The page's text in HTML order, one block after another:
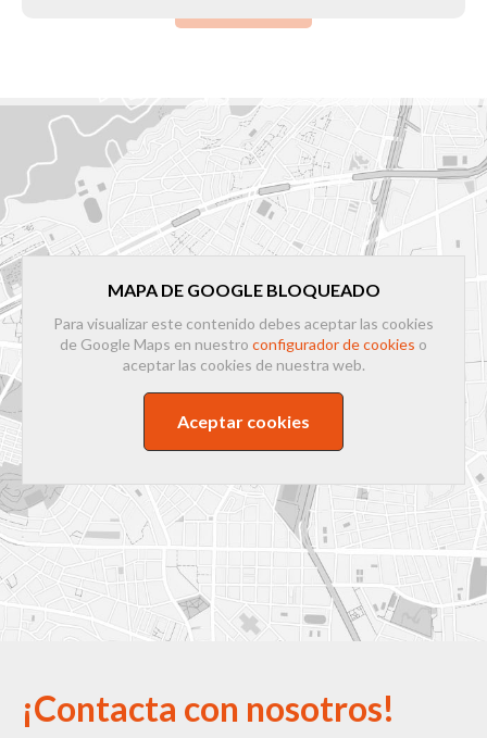
MAPA DE GOOGLE BLOQUEADO
Para visualizar este contenido debes aceptar las cookies
de Google Maps en nuestro configurador de cookies o
aceptar las cookies de nuestra web.
Aceptar cookies
¡Contacta con nosotros!